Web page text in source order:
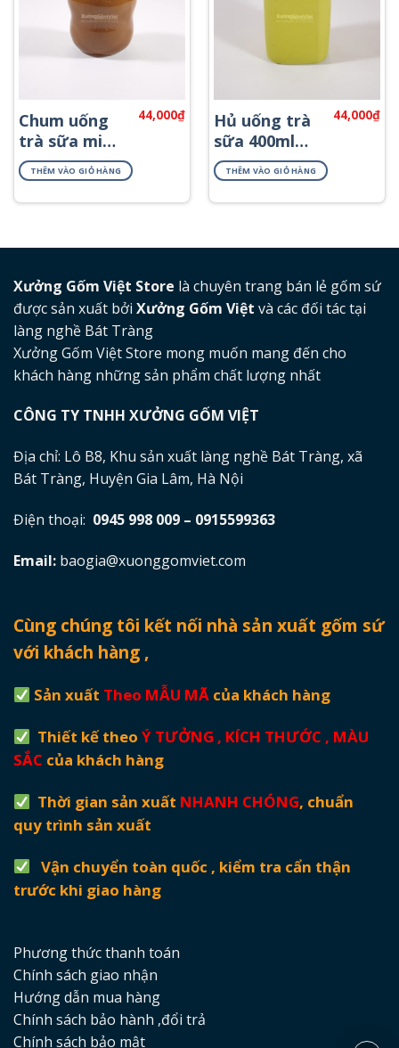
Chum uống
trà sữa mini
sứ cao cấp
400ml
44,000₫
THÊM VÀO GIỎ HÀNG
Hủ uống trà
sữa 400ml
bằng sứ Bát
Tràng
44,000₫
THÊM VÀO GIỎ HÀNG
Xưởng Gốm Việt Store là chuyên trang bán lẻ gốm sứ
được sản xuất bởi Xưởng Gốm Việt và các đối tác tại
làng nghề Bát Tràng
Xưởng Gốm Việt Store mong muốn mang đến cho
khách hàng những sản phẩm chất lượng nhất
CÔNG TY TNHH XƯỞNG GỐM VIỆT
Địa chỉ: Lô B8, Khu sản xuất làng nghề Bát Tràng, xã
Bát Tràng, Huyện Gia Lâm, Hà Nội
Điện thoại: 0945 998 009 – 0915599363
Email: baogia@xuonggomviet.com
Cùng chúng tôi kết nối nhà sản xuất gốm sứ
với khách hàng ,
Sản xuất Theo MẪU MÃ của khách hàng
Thiết kế theoÝ TƯỞNG , KÍCH THƯỚC , MÀU
SẮC của khách hàng
Thời gian sản xuất NHANH CHÓNG, chuẩn
quy trình sản xuất
Vận chuyển toàn quốc , kiểm tra cẩn thận
trước khi giao hàng
Phương thức thanh toán
Chính sách giao nhận
Hướng dẫn mua hàng
Chính sách bảo hành ,đổi trả
Chính sách bảo mật